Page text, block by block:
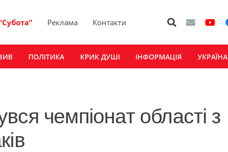
Реклама Контакти
ПОЛІТИКА КРИК ДУШІ ІНФОРМАЦІЯ УКРАЇНА
чемпіонат області з